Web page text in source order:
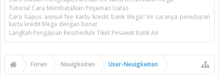
Tutorial Cara Membatalkan Pinjaman Uatas
Cara hapus annual fee kartu kredit bank Mega? Ini caranya penutupan
kartu kredit Mega dengan benar
Langkah Pengajuan Reschedule Tiket Pesawat Batik Air
Foren Neuigkeiten User-Neuigkeiten